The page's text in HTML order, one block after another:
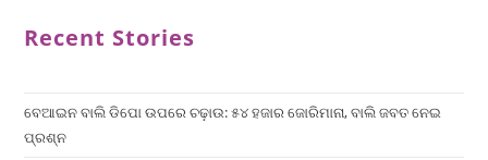
Recent Stories
ବେଆଇନ ବାଲି ଡିପୋ ଉପରେ ଚଢ଼ାଉ: ୫୪ ହଜାର ଜୋରିମାନା, ବାଲି ଜବତ ନେଇ
ପ୍ରଶ୍ନ